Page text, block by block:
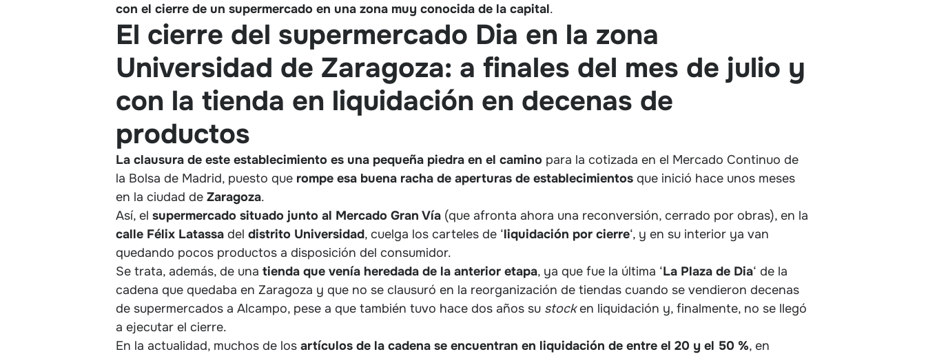
con el cierre de un supermercado en una zona muy conocida de la capital.
El cierre del supermercado Dia en la zona
Universidad de Zaragoza: a finales del mes de julio y
con la tienda en liquidación en decenas de
productos
La clausura de este establecimiento es una pequeña piedra en el camino para la cotizada en el Mercado Continuo de
la Bolsa de Madrid, puesto que rompe esa buena racha de aperturas de establecimientos que inició hace unos meses
en la ciudad de Zaragoza.
Así, el supermercado situado junto al Mercado Gran Vía (que afronta ahora una reconversión, cerrado por obras), en la
calle Félix Latassa del distrito Universidad, cuelga los carteles de ‘liquidación por cierre‘, y en su interior ya van
quedando pocos productos a disposición del consumidor.
Se trata, además, de una tienda que venía heredada de la anterior etapa, ya que fue la última ‘La Plaza de Dia‘ de la
cadena que quedaba en Zaragoza y que no se clausuró en la reorganización de tiendas cuando se vendieron decenas
de supermercados a Alcampo, pese a que también tuvo hace dos años su stocken liquidación y, finalmente, no se llegó
a ejecutar el cierre.
En la actualidad, muchos de los artículos de la cadena se encuentran en liquidación de entre el 20 y el 50 %, en